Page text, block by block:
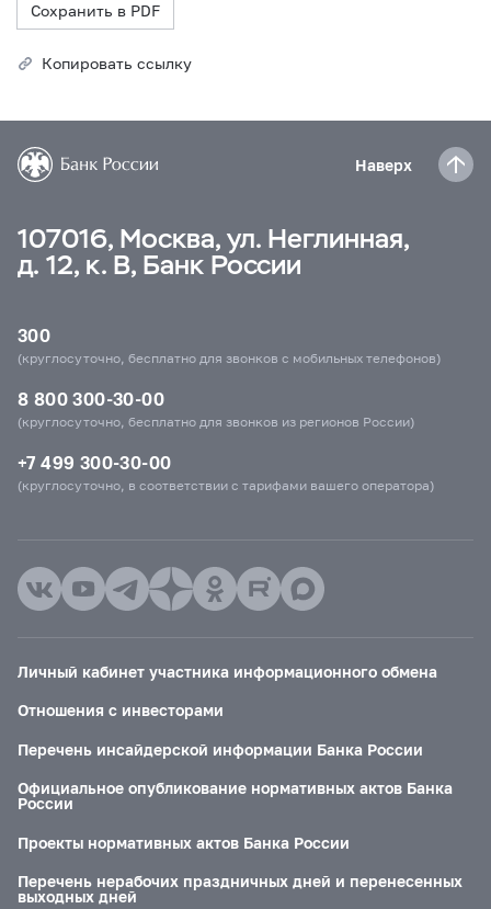
Сохранить в PDF
Копировать ссылку
Наверх
107016, Москва, ул. Неглинная,
д. 12, к. В, Банк России
300
(круглосуточно, бесплатно для звонков с мобильных телефонов)
8 800 300-30-00
(круглосуточно, бесплатно для звонков из регионов России)
+7 499 300-30-00
(круглосуточно, в соответствии с тарифами вашего оператора)
Личный кабинет участника информационного обмена
Отношения с инвесторами
Перечень инсайдерской информации Банка России
Официальное опубликование нормативных актов Банка
России
Проекты нормативных актов Банка России
Перечень нерабочих праздничных дней и перенесенных
выходных дней